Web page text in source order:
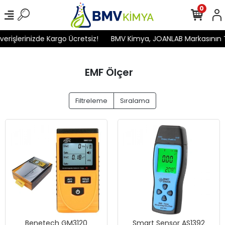
Kargo Ücretsiz! BMV Kimya, JOANLAB
0
EMF Ölçer
Filtreleme Sıralama
Benetech GM3120 Smart Sensor AS1392